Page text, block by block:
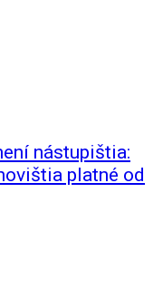
nástupištia:
platné od